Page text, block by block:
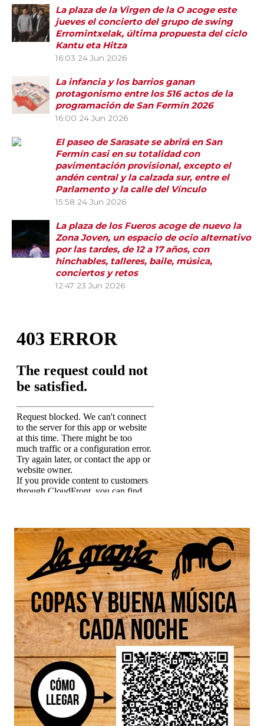
La plaza de la Virgen de la O acoge este
jueves el concierto del grupo de swing
Erromintxelak, última propuesta del ciclo
Kantu eta Hitza
16:03 24 Jun 2026
La infancia y los barrios ganan
protagonismo entre los 516 actos de la
programación de San Fermín 2026
16:00 24 Jun 2026
El paseo de Sarasate se abrirá en San
Fermín casi en su totalidad con
pavimentación provisional, excepto el
andén central y la calzada sur, entre el
Parlamento y la calle del Vínculo
15:58 24 Jun 2026
La plaza de los Fueros acoge de nuevo la
Zona Joven, un espacio de ocio alternativo
por las tardes, de 12 a 17 años, con
hinchables, talleres, baile, música,
conciertos y retos
12:47 23 Jun 2026